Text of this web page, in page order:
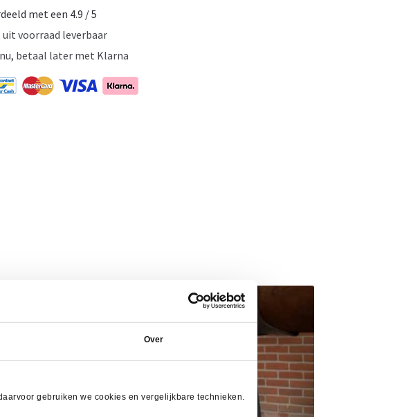
Over
gebruiken we cookies en vergelijkbare technieken.
met een 4.9 / 5
uit voorraad leverbaar
betaal later met Klarna